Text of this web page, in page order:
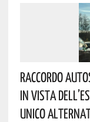
Raccordo
In Vista
Unico